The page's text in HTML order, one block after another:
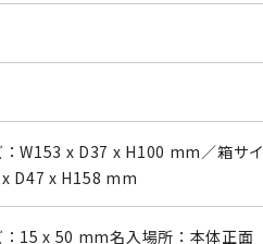
W153 x D37 x H100 mm／箱サイ
D47 x H158 mm
：15 x 50 mm名入場所：本体正面